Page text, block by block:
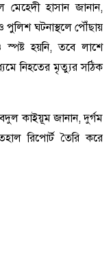
মেহেদী হাসান জানান,
পুলিশ ঘটনাস্থলে পৌঁছায়
হয়নি, তবে লাশে
নিহতের মৃত্যুর সঠিক
কাইয়ূম জানান, দুর্গম
রিপোর্ট তৈরি করে